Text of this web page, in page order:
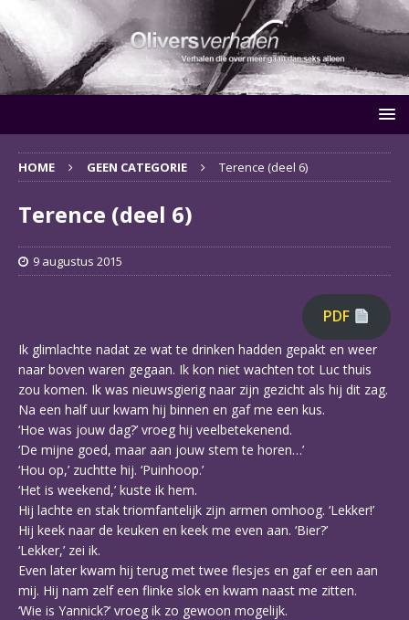
HOME GEEN CATEGORIE Terence (deel 6)
Terence (deel 6)
9 augustus 2015
PDF
Ik glimlachte nadat ze wat te drinken hadden gepakt en weer
naar boven waren gegaan. Ik kon niet wachten tot Luc thuis
zou komen. Ik was nieuwsgierig naar zijn gezicht als hij dit zag.
Na een half uur kwam hij binnen en gaf me een kus.
‘Hoe was jouw dag?’ vroeg hij veelbetekenend.
‘De mijne goed, maar aan jouw stem te horen…’
‘Hou op,’ zuchtte hij. ‘Puinhoop.’
‘Het is weekend,’ kuste ik hem.
Hij lachte en stak triomfantelijk zijn armen omhoog. ‘Lekker!’
Hij keek naar de keuken en keek me even aan. ‘Bier?’
‘Lekker,’ zei ik.
Even later kwam hij terug met twee flesjes en gaf er een aan
mij. Hij nam zelf een flinke slok en kwam naast me zitten.
‘Wie is Yannick?’ vroeg ik zo gewoon mogelijk.